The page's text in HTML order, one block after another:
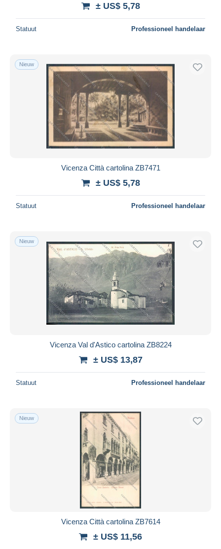
± US$ 5,78
Statuut Professioneel handelaar
Nieuw
Vicenza Città cartolina ZB7471
± US$ 5,78
Statuut Professioneel handelaar
Nieuw
Vicenza Val d'Astico cartolina ZB8224
± US$ 13,87
Statuut Professioneel handelaar
Nieuw
Vicenza Città cartolina ZB7614
± US$ 11,56